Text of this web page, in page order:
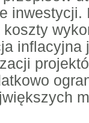
inflacyjna